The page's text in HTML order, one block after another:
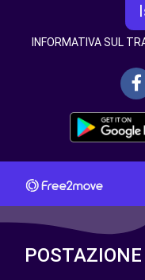
INFORMATIVA SUL